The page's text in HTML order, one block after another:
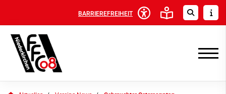
BARRIEREFREIHEIT